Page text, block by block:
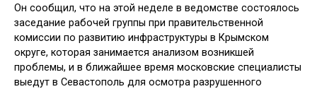
Он сообщил, что на этой неделе в ведомстве состоялось
заседание рабочей группы при правительственной
комиссии по развитию инфраструктуры в Крымском
округе, которая занимается анализом возникшей
проблемы, и в ближайшее время московские специалисты
выедут в Севастополь для осмотра разрушенного